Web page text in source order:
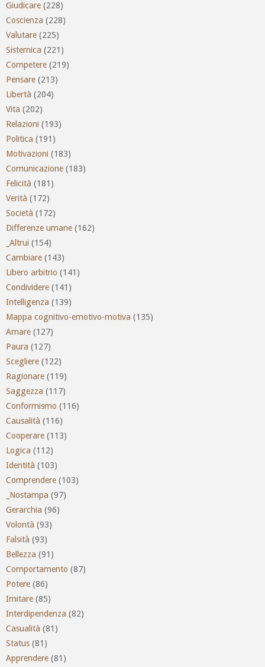
Giudicare (228)
Coscienza (228)
Valutare (225)
Sistemica (221)
Competere (219)
Pensare (213)
Libertà (204)
Vita (202)
Relazioni (193)
Politica (191)
Motivazioni (183)
Comunicazione (183)
Felicità (181)
Verità (172)
Società (172)
Differenze umane (162)
_Altrui (154)
Cambiare (143)
Libero arbitrio (141)
Condividere (141)
Intelligenza (139)
Mappa cognitivo-emotivo-motiva (135)
Amare (127)
Paura (127)
Scegliere (122)
Ragionare (119)
Saggezza (117)
Conformismo (116)
Causalità (116)
Cooperare (113)
Logica (112)
Identità (103)
Comprendere (103)
_Nostampa (97)
Gerarchia (96)
Volontà (93)
Falsità (93)
Bellezza (91)
Comportamento (87)
Potere (86)
Imitare (85)
Interdipendenza (82)
Casualità (81)
Status (81)
Apprendere (81)